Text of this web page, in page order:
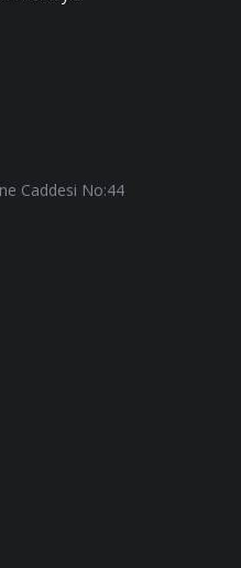
Caddesi No:44